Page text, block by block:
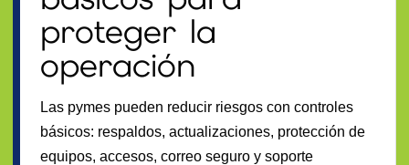
proteger la
operación
Las pymes pueden reducir riesgos con controles
básicos: respaldos, actualizaciones, protección de
equipos, accesos, correo seguro y soporte